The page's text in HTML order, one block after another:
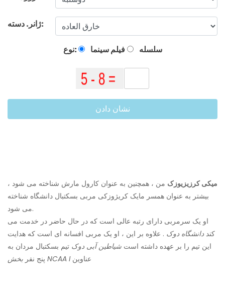
ژانر. دسته:
نوع: فیلم سینما سلسله
نشان دادن
میکی کرزیزیوزک من ، همچنین به عنوان کارول مارش شناخته می شود ،
بیشتر به عنوان همسر مایک کریژوزکی مربی بسکتبال دانشگاه شناخته
می شود.
او یک سرمربی دارای رتبه عالی است که در حال حاضر در خدمت می
کند دانشگاه دوک . علاوه بر این ، او یک مربی افسانه ای است که هدایت
این تیم را بر عهده داشته است شیاطین آبی دوک تیم بسکتبال مردان به
پنج نفر بخش NCAA I عناوین